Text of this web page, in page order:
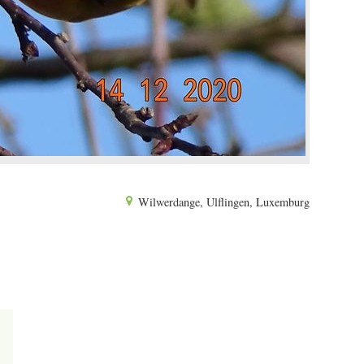
Wilwerdange, Ulflingen, Luxemburg